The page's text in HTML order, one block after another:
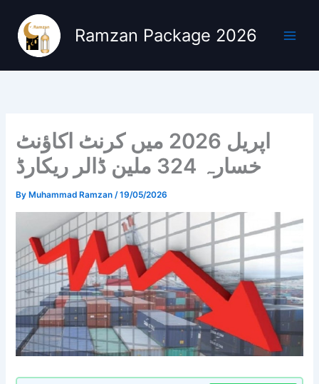
content
Ramzan Package 2026
اپریل 2026 میں کرنٹ اکاؤنٹ
خسارہ 324 ملین ڈالر ریکارڈ
By Muhammad Ramzan/19/05/2026